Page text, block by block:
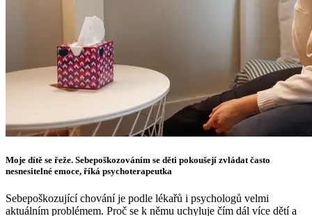
Moje dítě se řeže. Sebepoškozováním se děti pokoušejí zvládat často
nesnesitelné emoce, říká psychoterapeutka
Sebepoškozující chování je podle lékařů i psychologů velmi
aktuálním problémem. Proč se k němu uchyluje čím dál více dětí a